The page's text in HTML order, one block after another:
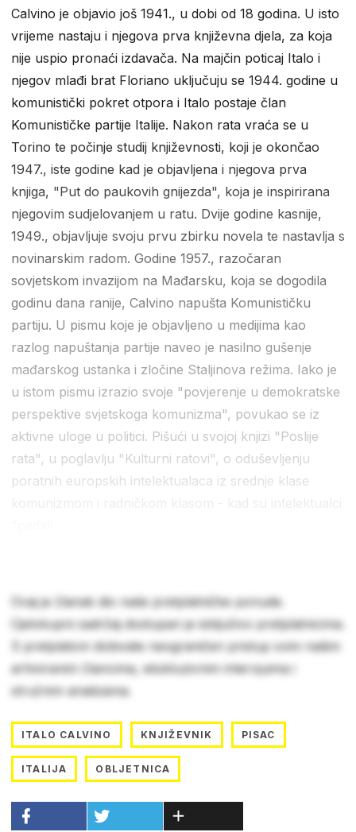
Calvino je objavio još 1941., u dobi od 18 godina. U isto
vrijeme nastaju i njegova prva književna djela, za koja
nije uspio pronaći izdavača. Na majčin poticaj Italo i
njegov mlađi brat Floriano uključuju se 1944. godine u
komunistički pokret otpora i Italo postaje član
Komunističke partije Italije. Nakon rata vraća se u
Torino te počinje studij književnosti, koji je okončao
1947., iste godine kad je objavljena i njegova prva
knjiga, "Put do paukovih gnijezda", koja je inspirirana
njegovim sudjelovanjem u ratu. Dvije godine kasnije,
1949., objavljuje svoju prvu zbirku novela te nastavlja s
novinarskim radom. Godine 1957., razočaran
sovjetskom invazijom na Mađarsku, koja se dogodila
godinu dana ranije, Calvino napušta Komunističku
partiju. U pismu koje je objavljeno u medijima kao
razlog napuštanja partije naveo je nasilno gušenje
mađarskog ustanka i zločine Staljinova režima. Iako je
u istom pismu izrazio svoje "povjerenje u demokratske
perspektive svjetskoga komunizma", povukao se iz
aktivne uloge u politici. Pišući u svojoj knjizi "Poslije
rata", u poglavlju "Kulturni ratovi", o oduševljenju
poratnih europskih intelektualaca iz srednje klase
Ovaj je članak dio naše pretplatničke ponude.
Cjelokupni sadržaj dostupan je isključivo pretplatnicima.
S pretplatom dobivate neograničen pristup svim našim
arhiviranim člancima, ekskluzivnim intervjuima i
stručnim analizama.
ITALO CALVINO KNJIŽEVNIK PISAC
ITALIJA OBLJETNICA